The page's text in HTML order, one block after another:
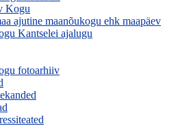
Kogu
ajutine maanõukogu ehk maapäev
Kantselei ajalugu
fotoarhiiv